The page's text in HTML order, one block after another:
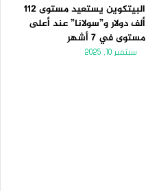
البيتكوين يستعيد مستوى 112
ألف دولار و”سولانا” عند أعلى
مستوى في 7 أشهر
سبتمبر 10, 2025